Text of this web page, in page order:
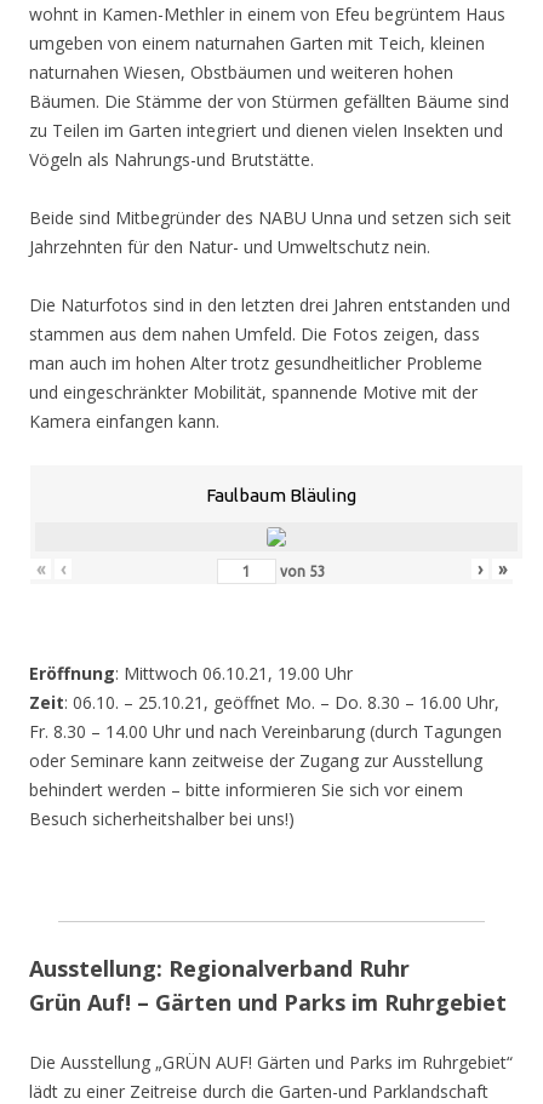
wohnt in Kamen-Methler in einem von Efeu begrüntem Haus
umgeben von einem naturnahen Garten mit Teich, kleinen
naturnahen Wiesen, Obstbäumen und weiteren hohen
Bäumen. Die Stämme der von Stürmen gefällten Bäume sind
zu Teilen im Garten integriert und dienen vielen Insekten und
Vögeln als Nahrungs-und Brutstätte.
Beide sind Mitbegründer des NABU Unna und setzen sich seit
Jahrzehnten für den Natur- und Umweltschutz nein.
Die Naturfotos sind in den letzten drei Jahren entstanden und
stammen aus dem nahen Umfeld. Die Fotos zeigen, dass
man auch im hohen Alter trotz gesundheitlicher Probleme
und eingeschränkter Mobilität, spannende Motive mit der
Kamera einfangen kann.
Faulbaum Bläuling
« ‹ von 53 › »
Eröffnung: Mittwoch 06.10.21, 19.00 Uhr
Zeit: 06.10. – 25.10.21, geöffnet Mo. – Do. 8.30 – 16.00 Uhr,
Fr. 8.30 – 14.00 Uhr und nach Vereinbarung (durch Tagungen
oder Seminare kann zeitweise der Zugang zur Ausstellung
behindert werden – bitte informieren Sie sich vor einem
Besuch sicherheitshalber bei uns!)
Ausstellung: Regionalverband Ruhr
Grün Auf! – Gärten und Parks im Ruhrgebiet
Die Ausstellung „GRÜN AUF! Gärten und Parks im Ruhrgebiet“
lädt zu einer Zeitreise durch die Garten-und Parklandschaft